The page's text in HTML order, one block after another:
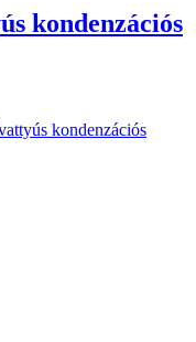
kondenzációs